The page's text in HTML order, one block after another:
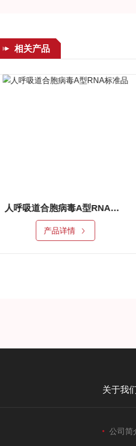
相关产品
人呼吸道合胞病毒A型RNA标准品
产品详情
关于我
公司简